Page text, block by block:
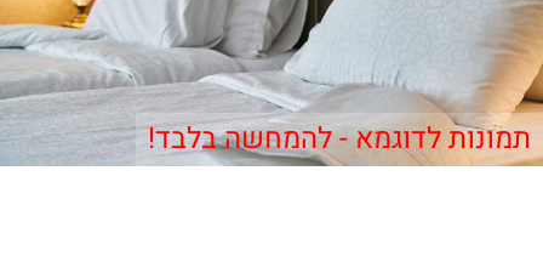
תמונות לדוגמא - להמחשה בלבד!